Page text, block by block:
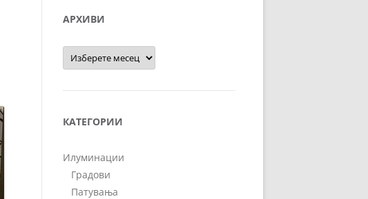
АРХИВИ
Архиви
КАТЕГОРИИ
Илуминации
Градови
Патувања